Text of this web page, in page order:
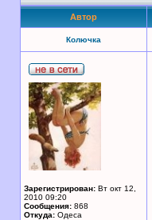
Автор
Колючка
Зарегистрирован: Вт окт 12,
2010 09:20
Сообщения: 868
Откуда: Одеса